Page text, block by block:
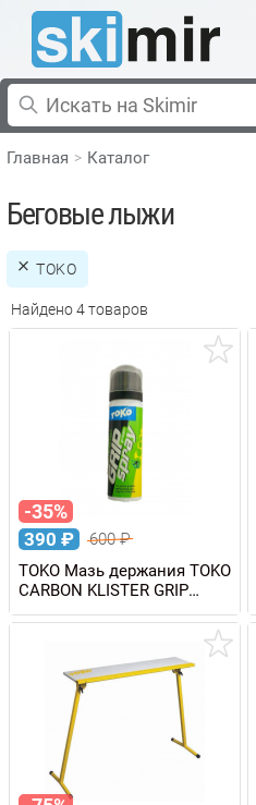
Главная Каталог
Беговые лыжи
TOKO
Найдено 4 товаров
-35%
390 ₽ 600₽
TOKO Мазь держания TOKO
CARBON KLISTER GRIP
GREEN, 70 мл